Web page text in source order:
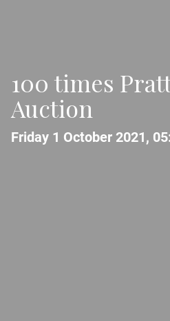
100 times
Auction
Friday 1 October 2021,